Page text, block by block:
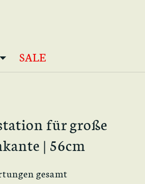
SALE
für große
| 56cm
gesamt